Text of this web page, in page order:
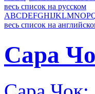
весь список на русском
ABCDEFGHIJKLMNOP
весь список на
Сара